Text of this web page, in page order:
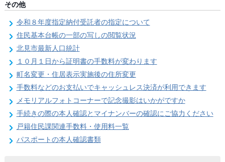
その他
令和８年度指定納付受託者の指定について
住民基本台帳の一部の写しの閲覧状況
北見市最新人口統計
１０月１日から証明書の手数料が変わります
町名変更・住居表示実施後の住所変更
手数料などのお支払いでキャッシュレス決済が利用できます
メモリアルフォトコーナーで記念撮影はいかがですか
手続きの際の本人確認とマイナンバーの確認にご協力ください
戸籍住民課関連手数料・使用料一覧
パスポートの本人確認書類